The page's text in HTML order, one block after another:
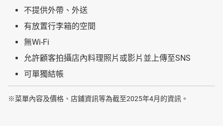
不提供外帶、外送
有放置行李箱的空間
無Wi-Fi
允許顧客拍攝店內料理照片或影片並上傳至SNS
可單獨結帳
※菜單內容及價格、店鋪資訊等為截至2025年4月的資訊。